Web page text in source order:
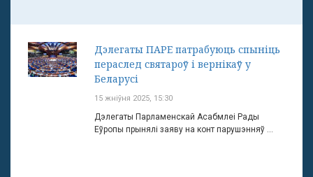
Дэлегаты ПАРЕ патрабуюць спыніць
пераслед святароў і вернікаў у
Беларусі
15 жніўня 2025, 15:30
Дэлегаты Парламенскай Асабмлеі Рады
Еўропы прынялі заяву на конт парушэнняў ...